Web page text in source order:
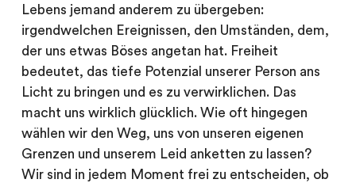
Lebens jemand anderem zu übergeben:
irgendwelchen Ereignissen, den Umständen, dem,
der uns etwas Böses angetan hat. Freiheit
bedeutet, das tiefe Potenzial unserer Person ans
Licht zu bringen und es zu verwirklichen. Das
macht uns wirklich glücklich. Wie oft hingegen
wählen wir den Weg, uns von unseren eigenen
Grenzen und unserem Leid anketten zu lassen?
Wir sind in jedem Moment frei zu entscheiden, ob